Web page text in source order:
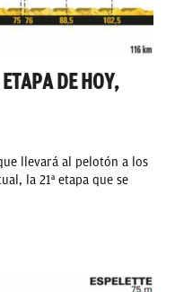
DE HOY,
llevará al pelotón a los
la 21ª etapa que se